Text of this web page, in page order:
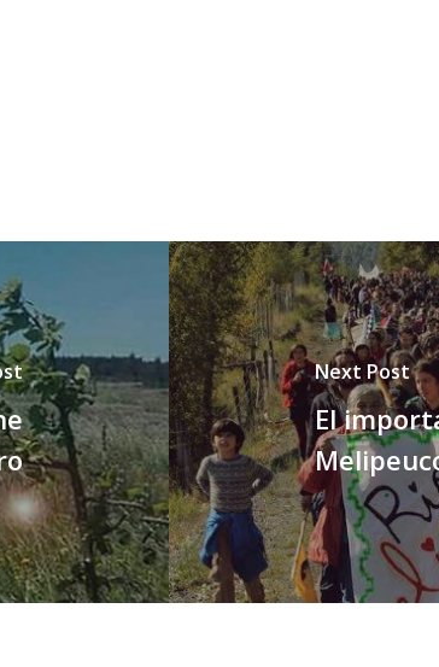
Next Post
El